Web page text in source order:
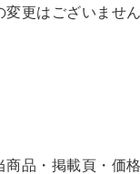
変更はございませ
商品・掲載頁・価